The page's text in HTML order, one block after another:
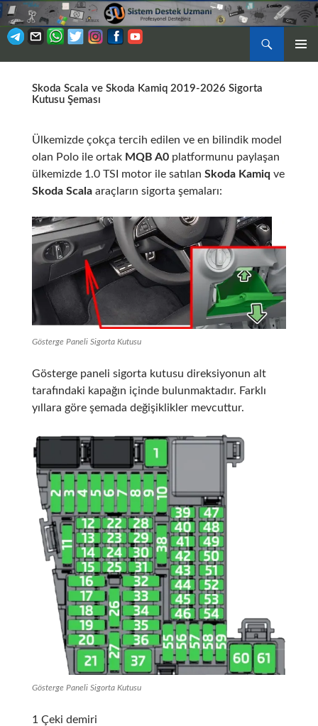
Ara
ATLASkoda Scala ve Skoda Kamiq 2019-2026 Sigorta
Kutusu Şeması
Ülkemizde çokça tercih edilen ve en bilindik model
olan Polo ile ortak MQB A0platformunu paylaşan
ülkemizde 1.0 TSI motor ile satılan Skoda Kamiqve
Skoda Scalaaraçların sigorta şemaları:
Gösterge Paneli Sigorta Kutusu
Gösterge paneli sigorta kutusu direksiyonun alt
tarafındaki kapağın içinde bulunmaktadır. Farklı
yıllara göre şemada değişiklikler mevcuttur.
Gösterge Paneli Sigorta Kutusu
1 Çeki demiri